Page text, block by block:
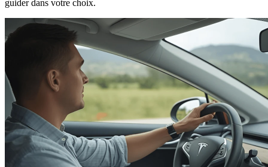
guider dans votre choix.